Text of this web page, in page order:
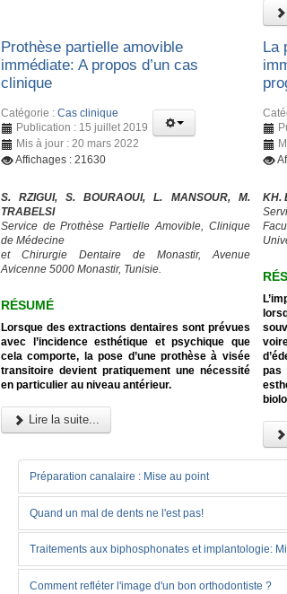
Prothèse partielle amovible
immédiate: A propos d’un cas
clinique
Catégorie : Cas clinique
Publication : 15 juillet 2019
Mis à jour : 20 mars 2022
Affichages : 21630
S. RZIGUI, S. BOURAOUI, L. MANSOUR, M.
TRABELSI
Service de Prothèse Partielle Amovible, Clinique
de Médecine
et Chirurgie Dentaire de Monastir, Avenue
Avicenne 5000 Monastir, Tunisie.
RÉSUMÉ
Lorsque des extractions dentaires sont prévues
avec l’incidence esthétique et psychique que
cela comporte, la pose d’une prothèse à visée
transitoire devient pratiquement une nécessité
en particulier au niveau antérieur.
Lire la suite...
La
KH.
pas
Préparation canalaire : Mise au point
Quand un mal de dents ne l'est pas!
Traitements aux biphosphonates et implantologie:
Comment refléter l'image d'un bon orthodontiste ?